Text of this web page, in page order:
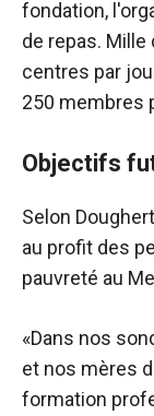
fondation,
de repas.
centres par
250 membres
Objectifs
Selon
au profit des
pauvreté au
«Dans nos
et nos mères
formation